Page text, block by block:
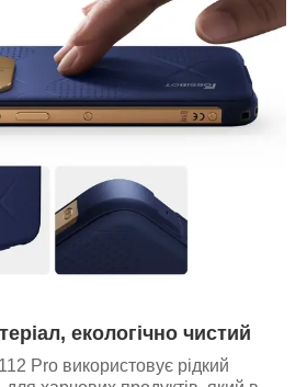
екологічно чистий
Pro використовує рідкий